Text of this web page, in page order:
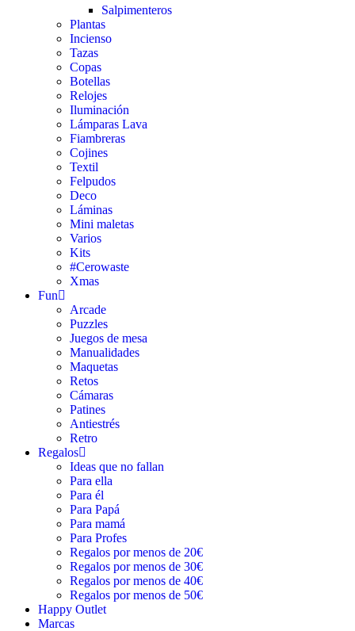
Salpimenteros
Plantas
Incienso
Tazas
Copas
Botellas
Relojes
Iluminación
Lámparas Lava
Fiambreras
Cojines
Textil
Felpudos
Deco
Láminas
Mini maletas
Varios
Kits
#Cerowaste
Xmas
Fun
Arcade
Puzzles
Juegos de mesa
Manualidades
Maquetas
Retos
Cámaras
Patines
Antiestrés
Retro
Regalos
Ideas que no fallan
Para ella
Para él
Para Papá
Para mamá
Para Profes
Regalos por menos de 20€
Regalos por menos de 30€
Regalos por menos de 40€
Regalos por menos de 50€
Happy Outlet
Marcas